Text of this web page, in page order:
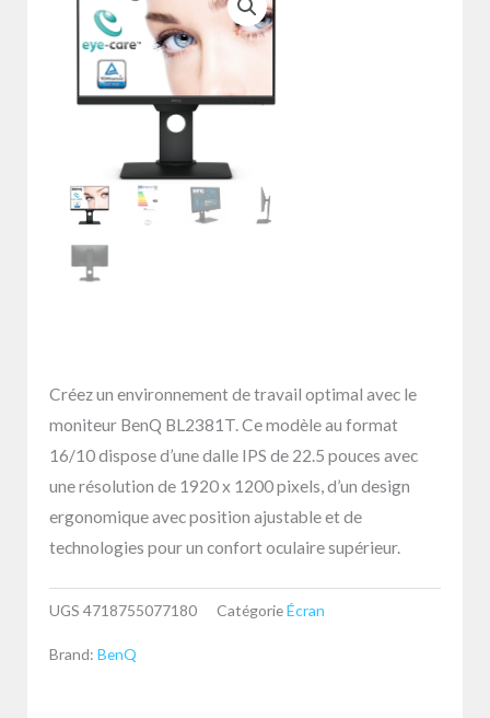
Créez un environnement de travail optimal avec le
moniteur BenQ BL2381T. Ce modèle au format
16/10 dispose d’une dalle IPS de 22.5 pouces avec
une résolution de 1920 x 1200 pixels, d’un design
ergonomique avec position ajustable et de
technologies pour un confort oculaire supérieur.
UGS 4718755077180 CatégorieÉcran
Brand: BenQ